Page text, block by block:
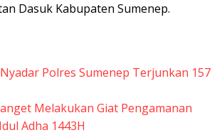
Dasuk Kabupaten Sumenep.
Polres Sumenep Terjunkan 157
Melakukan Giat Pengamanan
Adha 1443H